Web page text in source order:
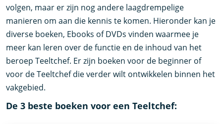
volgen, maar er zijn nog andere laagdrempelige
manieren om aan die kennis te komen. Hieronder kan je
diverse boeken, Ebooks of DVDs vinden waarmee je
meer kan leren over de functie en de inhoud van het
beroep Teeltchef. Er zijn boeken voor de beginner of
voor de Teeltchef die verder wilt ontwikkelen binnen het
vakgebied.
De 3 beste boeken voor een Teeltchef: